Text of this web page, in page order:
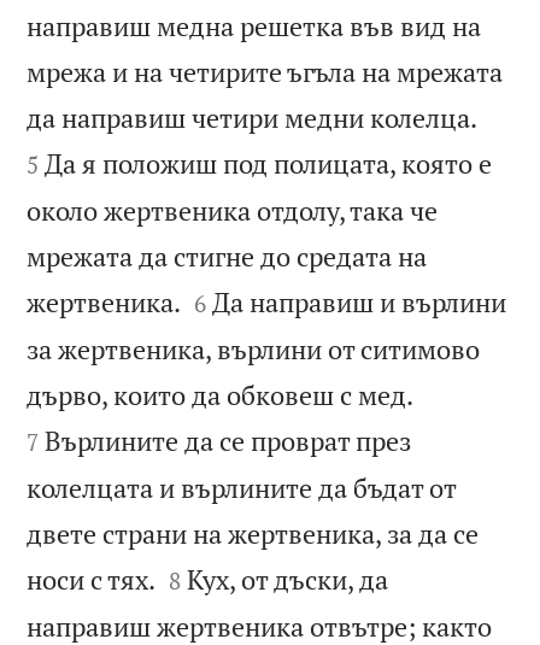
направиш медна решетка във вид на
мрежа и на четирите ъгъла на мрежата
да направиш четири медни колелца.
5 Да я положиш под полицата, която е
около жертвеника отдолу, така че
мрежата да стигне до средата на
жертвеника. 

6 Да направиш и върлини
за жертвеника, върлини от ситимово
дърво, които да обковеш с мед.
7 Върлините да се проврат през
колелцата и върлините да бъдат от
двете страни на жертвеника, за да се
носи с тях. 

8 Кух, от дъски, да
направиш жертвеника отвътре; както